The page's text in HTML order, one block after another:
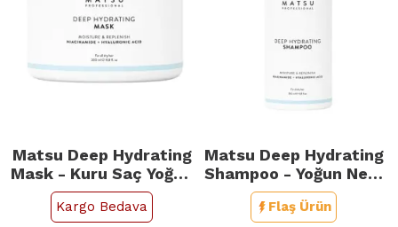
Matsu Deep Hydrating
Mask - Kuru Saç Yoğun
Nem Maskesi 350ml
Kargo Bedava
Matsu Deep Hydrating
Shampoo - Yoğun Nem
Şampuanı 350ml
Flaş Ürün